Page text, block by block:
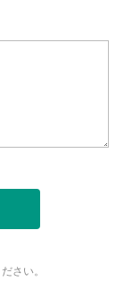
さい。